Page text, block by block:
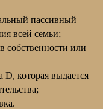
пассивный
всей семьи;
собственности или
которая выдается